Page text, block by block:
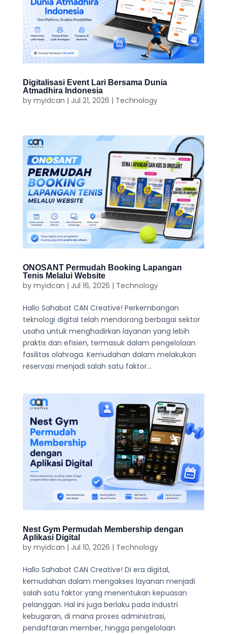
Digitalisasi Event Lari Bersama Dunia
Atmadhira Indonesia
by myidcan | Jul 21, 2026 | Technology
ONOSANT Permudah Booking Lapangan
Tenis Melalui Website
by myidcan | Jul 16, 2026 | Technology
Hallo Sahabat CAN Creative! Perkembangan
teknologi digital telah mendorong berbagai sektor
usaha untuk menghadirkan layanan yang lebih
praktis dan efisien, termasuk dalam pengelolaan
fasilitas olahraga. Kemudahan dalam melakukan
reservasi menjadi salah satu faktor...
Nest Gym Permudah Membership dengan
Aplikasi Digital
by myidcan | Jul 10, 2026 | Technology
Hallo Sahabat CAN Creative! Di era digital,
kemudahan dalam mengakses layanan menjadi
salah satu faktor yang menentukan kepuasan
pelanggan. Hal ini juga berlaku pada industri
kebugaran, di mana proses administrasi,
pendaftaran member, hingga pengelolaan